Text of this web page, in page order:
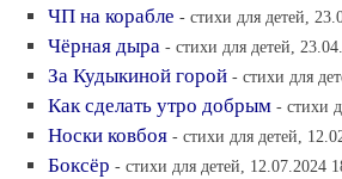
ЧП на корабле - стихи для детей,
Чёрная дыра - стихи для детей,
За Кудыкиной горой - стихи для
Как сделать утро добрым - стихи
Носки ковбоя - стихи для детей,
Боксёр - стихи для детей, 12.07.2024